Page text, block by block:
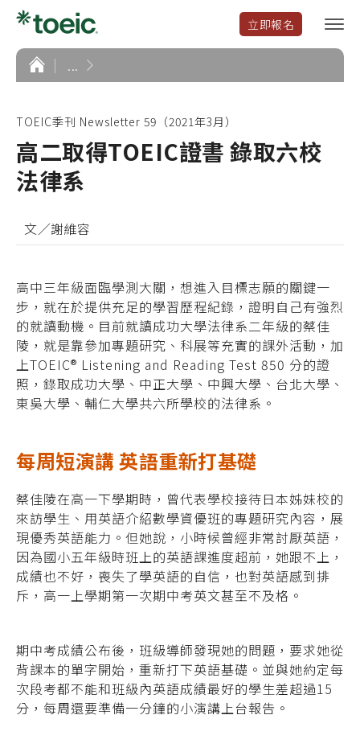
立即報名
選
單
首
頁
...
TOEIC季刊 Newsletter 59（2021年3月）
高二取得TOEIC證書 錄取六校
法律系
文／謝維容
高中三年級面臨學測大關，想進入目標志願的關鍵一
步，就在於提供充足的學習歷程紀錄，證明自己有強烈
的就讀動機。目前就讀成功大學法律系二年級的蔡佳
陵，就是靠參加專題研究、科展等充實的課外活動，加
上TOEIC® Listening and Reading Test 850 分的證
照，錄取成功大學、中正大學、中興大學、台北大學、
東吳大學、輔仁大學共六所學校的法律系。
每周短演講 英語重新打基礎
蔡佳陵在高一下學期時，曾代表學校接待日本姊妹校的
來訪學生、用英語介紹數學資優班的專題研究內容，展
現優秀英語能力。但她說，小時候曾經非常討厭英語，
因為國小五年級時班上的英語課進度超前，她跟不上，
成績也不好，喪失了學英語的自信，也對英語感到排
斥，高一上學期第一次期中考英文甚至不及格。
期中考成績公布後，班級導師發現她的問題，要求她從
背課本的單字開始，重新打下英語基礎。並與她約定每
次段考都不能和班級內英語成績最好的學生差超過15
分，每周還要準備一分鐘的小演講上台報告。